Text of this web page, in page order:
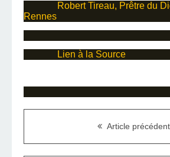
Robert Tireau, Prêtre du
Rennes
Lien à la Source
Article précédent